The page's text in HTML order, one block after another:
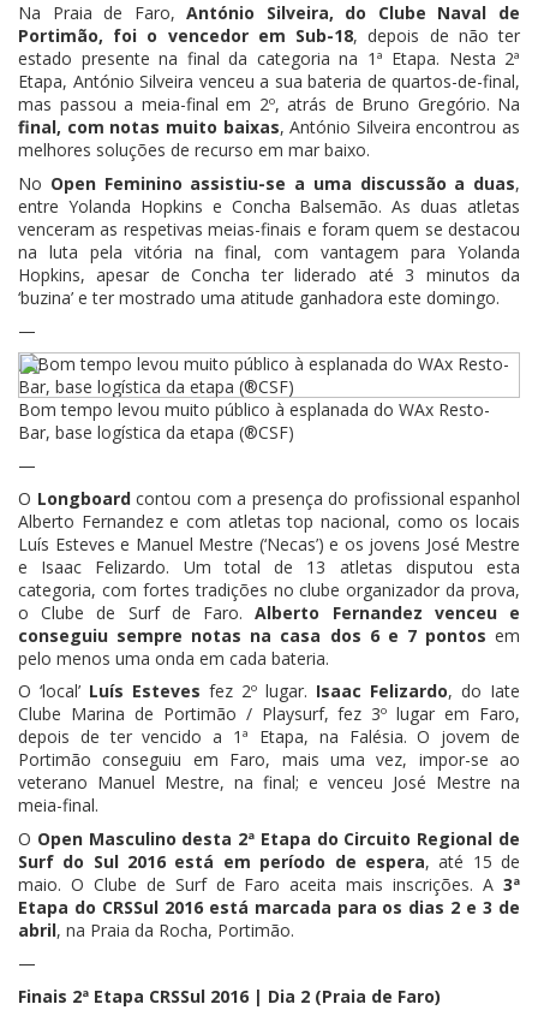
Na Praia de Faro,António Silveira, do Clube Naval de
Portimão, foi o vencedor em Sub-18, depois de não ter
estado presente na final da categoria na 1ª Etapa. Nesta 2ª
Etapa, António Silveira venceu a sua bateria de quartos-de-final,
mas passou a meia-final em 2º, atrás de Bruno Gregório. Na
final, com notas muito baixas, António Silveira encontrou as
melhores soluções de recurso em mar baixo.
No Open Feminino assistiu-se a uma discussão a duas,
entre Yolanda Hopkins e Concha Balsemão. As duas atletas
venceram as respetivas meias-finais e foram quem se destacou
na luta pela vitória na final, com vantagem para Yolanda
Hopkins, apesar de Concha ter liderado até 3 minutos da
‘buzina’ e ter mostrado uma atitude ganhadora este domingo.
—
Bom tempo levou muito público à esplanada do WAx Resto-
Bar, base logística da etapa (®CSF)
—
O Longboardcontou com a presença do profissional espanhol
Alberto Fernandez e com atletas top nacional, como os locais
Luís Esteves e Manuel Mestre (‘Necas’) e os jovens José Mestre
e Isaac Felizardo. Um total de 13 atletas disputou esta
categoria, com fortes tradições no clube organizador da prova,
o Clube de Surf de Faro.Alberto Fernandez venceu e
conseguiu sempre notas na casa dos 6 e 7 pontos em
pelo menos uma onda em cada bateria.
O ‘local’ Luís Esteves fez 2º lugar. Isaac Felizardo, do Iate
Clube Marina de Portimão / Playsurf, fez 3º lugar em Faro,
depois de ter vencido a 1ª Etapa, na Falésia. O jovem de
Portimão conseguiu em Faro, mais uma vez, impor-se ao
veterano Manuel Mestre, na final; e venceu José Mestre na
meia-final.
O Open Masculino desta 2ª Etapa do Circuito Regional de
Surf do Sul 2016 está em período de espera, até 15 de
maio. O Clube de Surf de Faro aceita mais inscrições. A 3ª
Etapa do CRSSul 2016 está marcada para os dias 2 e 3 de
abril, na Praia da Rocha, Portimão.
—
Finais 2ª Etapa CRSSul 2016 | Dia 2 (Praia de Faro)